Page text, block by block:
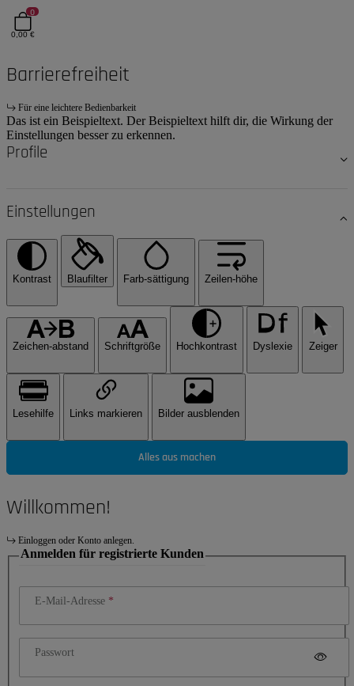
0
0,00 €
Barrierefreiheit
Für eine leichtere Bedienbarkeit
Das ist ein Beispieltext. Der Beispieltext hilft dir, die Wirkung der
Einstellungen besser zu erkennen.
Profile
Einstellungen
Kontrast Blaufilter Farb-sättigung Zeilen-höhe
Zeichen-abstand Schriftgröße Hochkontrast Dyslexie Zeiger
Lesehilfe Links markieren Bilder ausblenden
Alles aus machen
Willkommen!
Einloggen oder Konto anlegen.
Anmelden für registrierte Kunden
E-Mail-Adresse
Passwort